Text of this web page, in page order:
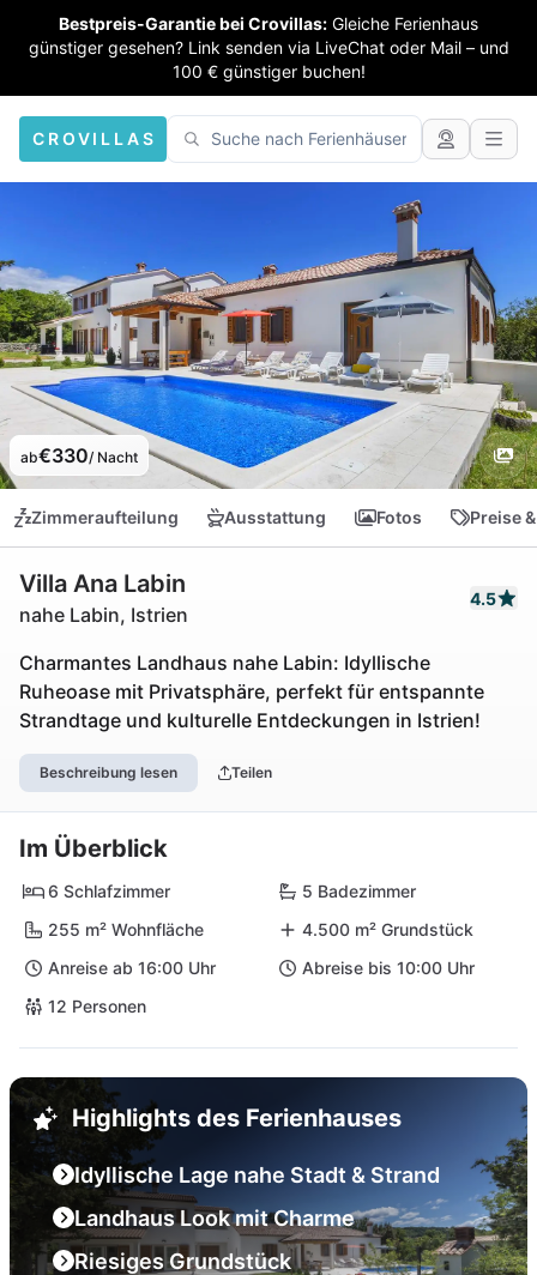
Bestpreis-Garantie bei Crovillas: Gleiche Ferienhaus
günstiger gesehen? Link senden via LiveChat oder Mail – und
100 € günstiger buchen!
CROVILLAS
ab€330/ Nacht
Zimmeraufteilung Ausstattung Fotos Preise
Villa Ana Labin
nahe Labin, Istrien
4.5
Charmantes Landhaus nahe Labin: Idyllische
Ruheoase mit Privatsphäre, perfekt für entspannte
Strandtage und kulturelle Entdeckungen in Istrien!
Beschreibung lesen Teilen
Im Überblick
6 Schlafzimmer
5 Badezimmer
255 m² Wohnfläche
4.500 m² Grundstück
Anreise ab 16:00 Uhr
Abreise bis 10:00 Uhr
12 Personen
Highlights des Ferienhauses
Idyllische Lage nahe Stadt & Strand
Landhaus Look mit Charme
Riesiges Grundstück